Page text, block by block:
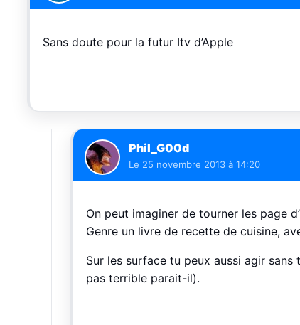
Sans doute pour la futur Itv d’Apple
Phil_G00d
Le 25 novembre 2013 à 14:20
On peut imaginer de tourner les page
Genre un livre de recette de cuisine,
Sur les surface tu peux aussi agir
pas terrible parait-il).